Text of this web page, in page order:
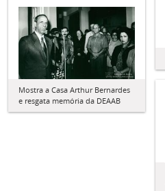
Mostra a Casa Arthur Bernardes
e resgata memória da DEAAB